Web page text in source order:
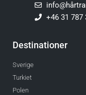
+46 31 787
Destinationer
Sverige
Turkiet
Polen